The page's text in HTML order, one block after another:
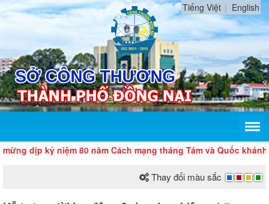
Tiếng Việt English
niệm 80 năm Cách mạng tháng Tám và Quốc khánh 2/9
Thay đổi màu sắc